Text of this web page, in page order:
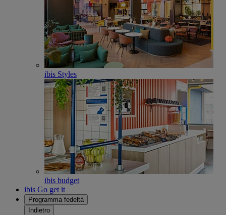
ibis Styles
ibis budget
ibis Go get it
Programma fedeltà
Indietro